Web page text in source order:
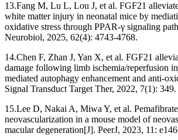
13.Fang M, Lu L, Lou J, et al. FGF21
white matter injury in neonatal mice by
oxidative stress through PPAR-γ signaling
Neurobiol, 2025, 62(4): 4743-4768.
14.Chen F, Zhan J, Yan X, et al. FGF21
damage following limb ischemia/reperfusion
mediated autophagy enhancement and anti-
Signal Transduct Target Ther, 2022, 7(1): 349.
15.Lee D, Nakai A, Miwa Y, et al.
neovascularization in a mouse model of
macular degeneration[J]. PeerJ, 2023, 11: